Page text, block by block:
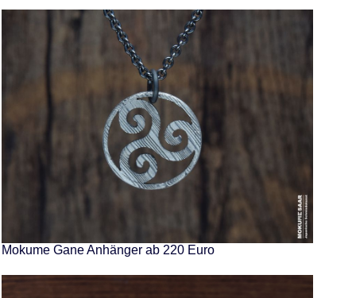
Mokume Gane Anhänger ab 220 Euro